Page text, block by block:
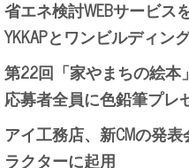
省エネ検討WEBサービス
YKKAPとワンビルディン
第22回「家やまちの絵
応募者全員に色鉛筆プレ
アイ工務店、新CMの発
ラクターに起用